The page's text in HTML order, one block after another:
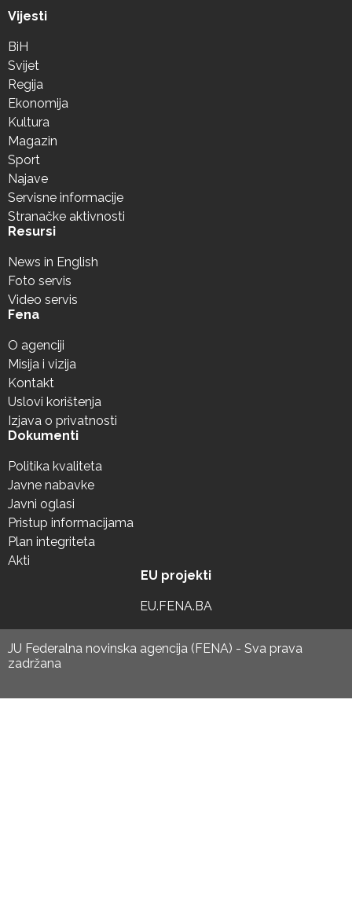
Vijesti
BiH
Svijet
Regija
Ekonomija
Kultura
Magazin
Sport
Najave
Servisne informacije
Stranačke aktivnosti
Resursi
News in English
Foto servis
Video servis
Fena
O agenciji
Misija i vizija
Kontakt
Uslovi korištenja
Izjava o privatnosti
Dokumenti
Politika kvaliteta
Javne nabavke
Javni oglasi
Pristup informacijama
Plan integriteta
Akti
EU projekti
EU.FENA.BA
JU Federalna novinska agencija (FENA) - Sva prava
zadržana